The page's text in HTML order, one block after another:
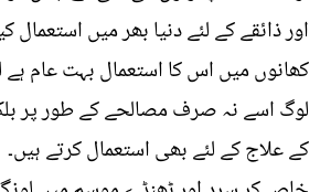
اور ذائقے کے لئے دنیا بھر میں استعمال
کھانوں میں اس کا استعمال بہت عام ہے
لوگ اسے نہ صرف مصالحے کے طور پر
کے علاج کے لئے بھی استعمال کرتے ہیں۔